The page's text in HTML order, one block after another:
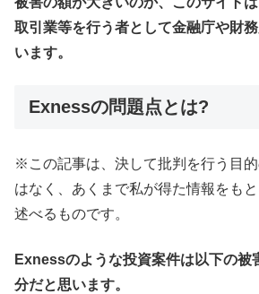
取引業等を行う者として金融庁や財
います。
Exnessの問題点とは?
※この記事は、決して批判を行う目
はなく、あくまで私が得た情報をも
述べるものです。
Exnessのような投資案件は以下の被
分だと思います。